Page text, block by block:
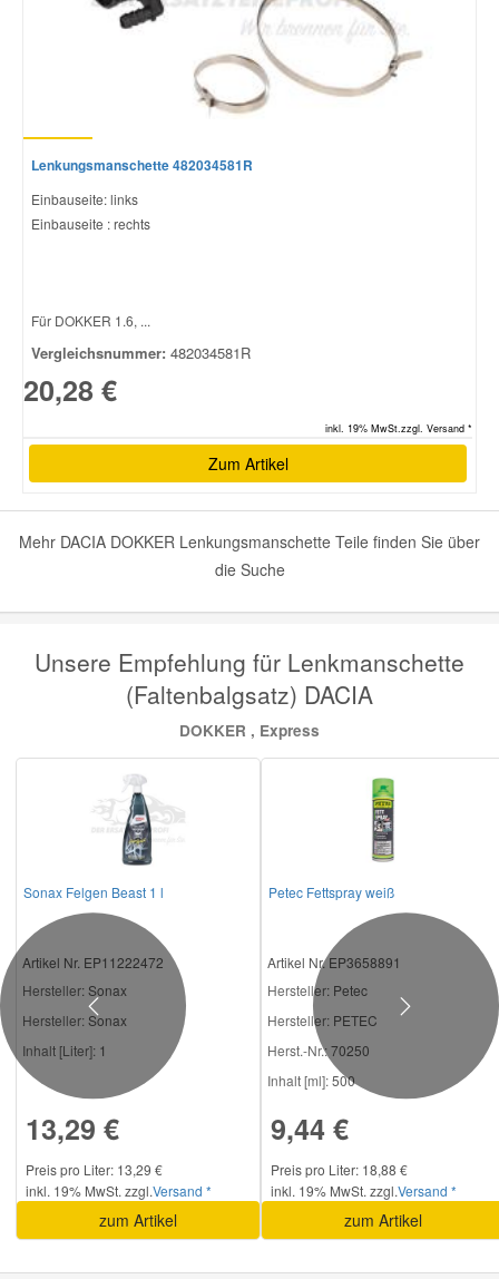
Lenkungsmanschette 482034581R
Einbauseite: links
Einbauseite : rechts
Für DOKKER 1.6, ...
Vergleichsnummer: 482034581R
20,28 €
inkl. 19% MwSt.zzgl. Versand *
Zum Artikel
Mehr DACIA DOKKER Lenkungsmanschette Teile finden Sie über
die Suche
Unsere Empfehlung für Lenkmanschette
(Faltenbalgsatz) DACIA
DOKKER , Express
Sonax Felgen Beast 1 l
Artikel Nr. EP11222472
Hersteller: Sonax
Hersteller: Sonax
Inhalt [Liter]: 1
13,29 €
Preis pro Liter: 13,29 €
inkl. 19% MwSt. zzgl.Versand *
zum Artikel
Petec Fettspray weiß
Artikel Nr. EP3658891
Hersteller: Petec
Hersteller: PETEC
Herst.-Nr.:70250
Inhalt [ml]:500
9,44 €
Preis pro Liter: 18,88 €
inkl. 19% MwSt. zzgl.Versand *
zum Artikel
Previous Next
Mitsubishi Ersatzteile
Nissan Ersatzteile
Seat Ersatzteile
Suzuki Ersatzteile